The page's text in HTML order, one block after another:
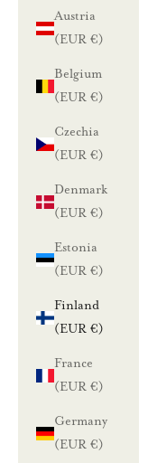
Austria
(EUR €)
Belgium
(EUR €)
Czechia
(EUR €)
Denmark
(EUR €)
Estonia
(EUR €)
Finland
(EUR €)
France
(EUR €)
Germany
(EUR €)